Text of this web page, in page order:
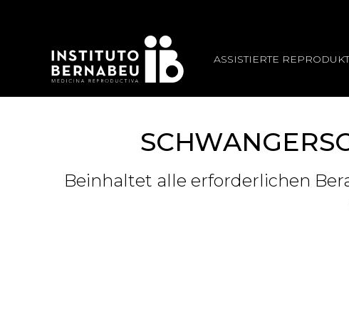
ASSISTIERTE
Beinhaltet alle erforderlichen